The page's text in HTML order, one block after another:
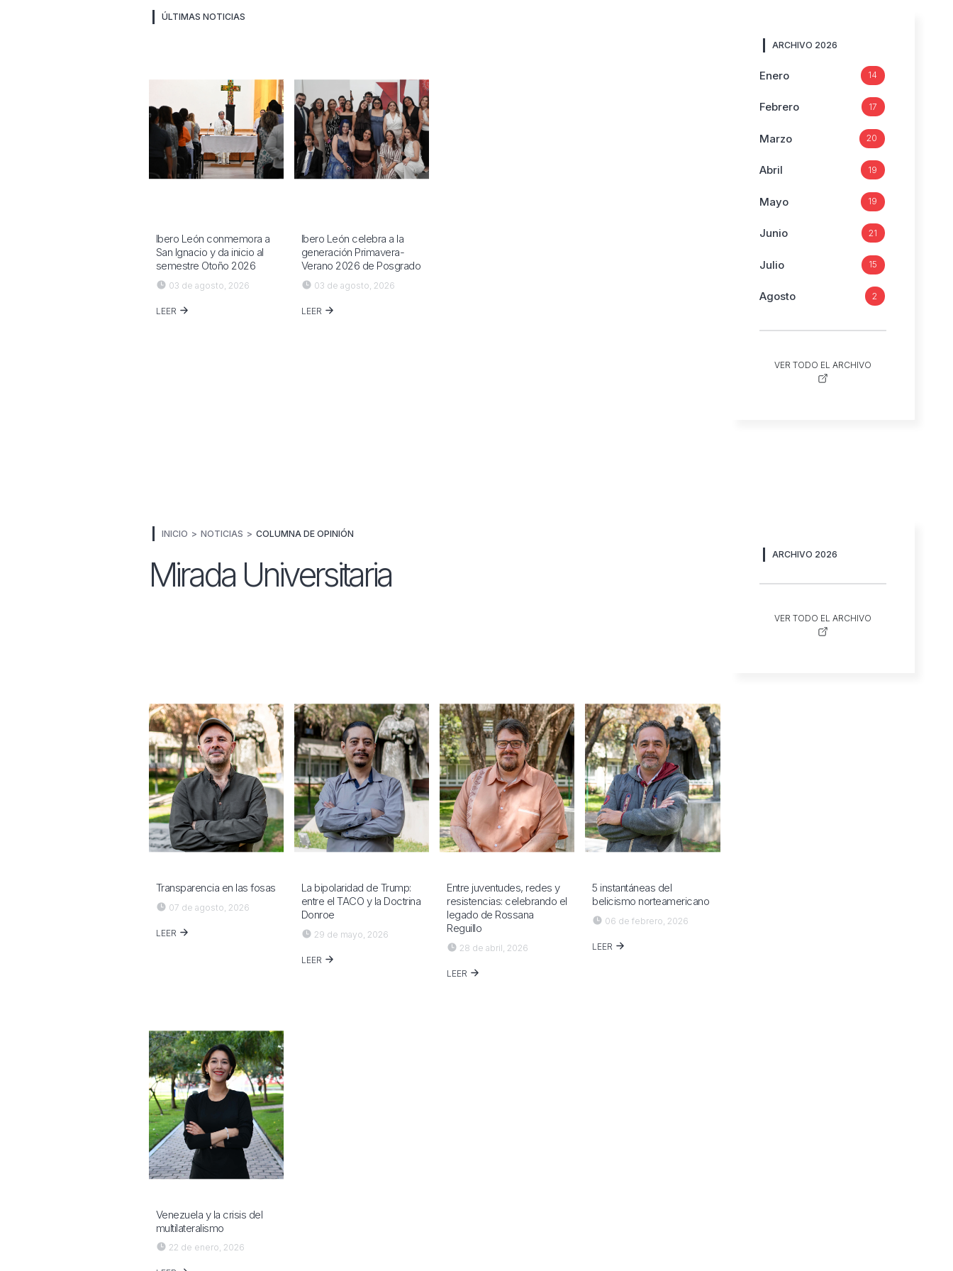
ÚLTIMAS NOTICIAS
Ibero León conmemora a
San Ignacio y da inicio al
semestre Otoño 2026
03 de agosto, 2026
LEER
Ibero León celebra a la
generación Primavera-
Verano 2026 de Posgrado
03 de agosto, 2026
LEER
ARCHIVO 2026
Enero 14
Febrero 17
Marzo 20
Abril 19
Mayo 19
Junio 21
Julio 15
Agosto 2
VER TODO EL ARCHIVO
INICIO NOTICIAS COLUMNA DE OPINIÓN
Mirada Universitaria
ARCHIVO 2026
VER TODO EL ARCHIVO
Transparencia en las fosas
07 de agosto, 2026
LEER
La bipolaridad de Trump:
entre el TACO y la Doctrina
Donroe
29 de mayo, 2026
LEER
Entre juventudes, redes y
resistencias: celebrando el
legado de Rossana
Reguillo
28 de abril, 2026
LEER
5 instantáneas del
belicismo norteamericano
06 de febrero, 2026
LEER
Venezuela y la crisis del
multilateralismo
22 de enero, 2026